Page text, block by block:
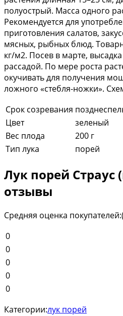
полуострый. Масса одного
Рекомендуется для
приготовления салатов,
мясных, рыбных блюд.
кг/м2. Посев в марте,
рассадой. По мере роста
окучивать для получения
ложного «стебля-ножки».
Срок созревания
Цвет
зеленый
Вес плода
200 г
Тип лука
порей
Лук порей Страус
отзывы
Средняя оценка покупателей:(
0
0
0
0
0
Категории:лук порей